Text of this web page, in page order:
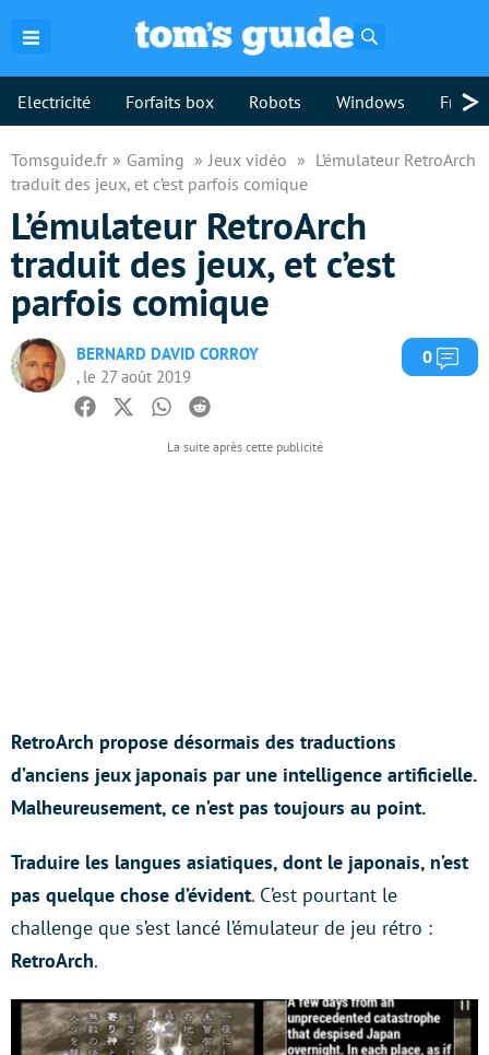
Electricité Forfaits box Robots Windows >
Tomsguide.fr Gaming Jeux vidéo
L’émulateur RetroArch
traduit des jeux, et c’est parfois comique
L’émulateur RetroArch
traduit des jeux, et c’est
parfois comique
BERNARD DAVID CORROY
, le 27 août 2019
0
Facebook
TwitterWhatsapp
Reddit
RetroArch propose désormais des traductions
d’anciens jeux japonais par une intelligence artificielle.
Malheureusement, ce n’est pas toujours au point.
Traduire les langues asiatiques, dont le japonais, n’est
pas quelque chose d’évident. C’est pourtant le
challenge que s’est lancé l’émulateur de jeu rétro :
RetroArch.